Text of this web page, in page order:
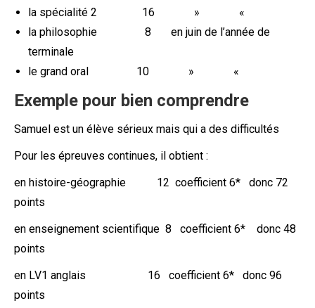
la spécialité 2 16 » «
la philosophie 8 en juin de l’année de
terminale
le grand oral 10 » «
Exemple pour bien comprendre
Samuel est un élève sérieux mais qui a des difficultés
Pour les épreuves continues, il obtient :
en histoire-géographie 12 coefficient 6* donc 72
points
en enseignement scientifique 8 coefficient 6* donc 48
points
en LV1 anglais 16 coefficient 6* donc 96
points